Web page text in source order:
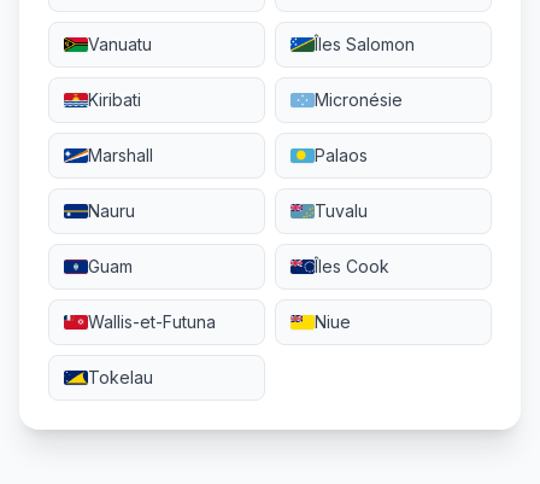
Vanuatu Îles Salomon
Kiribati Micronésie
Marshall Palaos
Nauru Tuvalu
Guam Îles Cook
Wallis-et-Futuna Niue
Tokelau